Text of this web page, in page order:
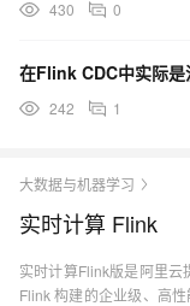
430 0
在Flink CDC中实际
242 1
大数据与机器学习
实时计算 Flink
实时计算Flink版是阿里
Flink 构建的企业级、高